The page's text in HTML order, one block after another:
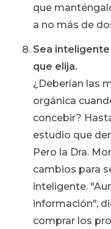
que
a no más de
Sea
que elija.
¿Deberían las
orgánica
concebir?
estudio que
Pero la Dra.
cambios para
inteligente.
información",
comprar los